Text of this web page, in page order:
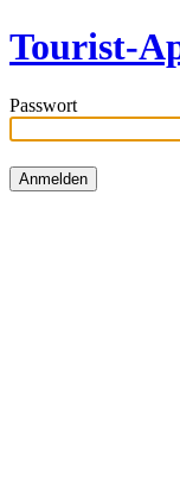
Tourist-
Passwort